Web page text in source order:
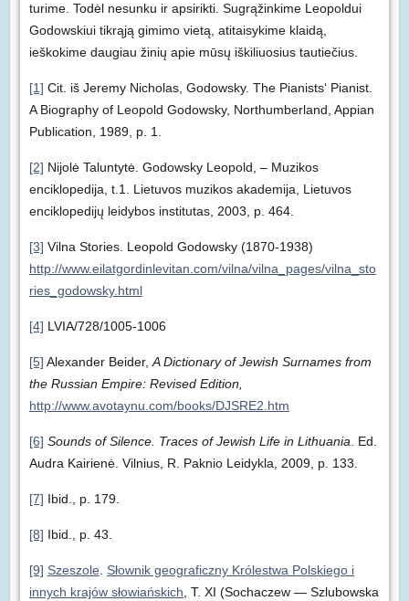
turime. Todėl nesunku ir apsirikti. Sugrąžinkime Leopoldui
Godowskiui tikrąją gimimo vietą, atitaisykime klaidą,
ieškokime daugiau žinių apie mūsų iškiliuosius tautiečius.
[1] Cit. iš Jeremy Nicholas, Godowsky. The Pianists‘ Pianist.
A Biography of Leopold Godowsky, Northumberland, Appian
Publication, 1989, p. 1.
[2] Nijolė Taluntytė. Godowsky Leopold, – Muzikos
enciklopedija, t.1. Lietuvos muzikos akademija, Lietuvos
enciklopedijų leidybos institutas, 2003, p. 464.
[3] Vilna Stories. Leopold Godowsky (1870-1938)
http://www.eilatgordinlevitan.com/vilna/vilna_pages/vilna_sto
ries_godowsky.html
[4] LVIA/728/1005-1006
[5] Alexander Beider,A Dictionary of Jewish Surnames from
the Russian Empire: Revised Edition,
http://www.avotaynu.com/books/DJSRE2.htm
[6] Sounds of Silence. Traces of Jewish Life in Lithuania. Ed.
Audra Kairienė. Vilnius, R. Paknio Leidykla, 2009, p. 133.
[7] Ibid., p. 179.
[8] Ibid., p. 43.
[9] Szeszole. Słownik geograficzny Królestwa Polskiego i
innych krajów słowiańskich, T. XI (Sochaczew — Szlubowska